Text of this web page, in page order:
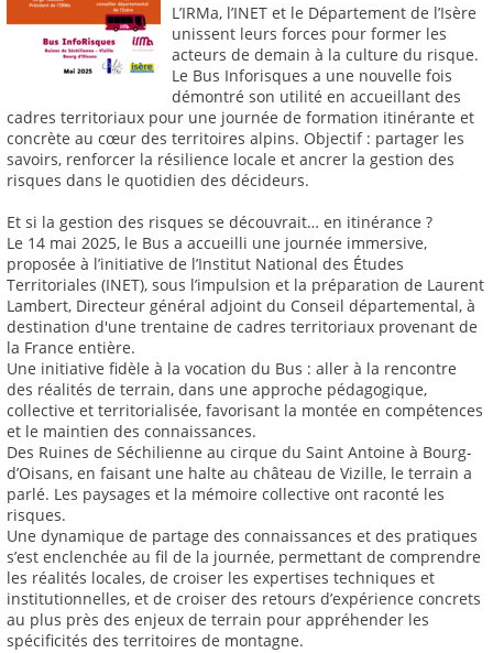
L’IRMa, l’INET et le Département de l’Isère
unissent leurs forces pour former les
acteurs de demain à la culture du risque.
Le Bus Inforisques a une nouvelle fois
démontré son utilité en accueillant des
cadres territoriaux pour une journée de formation itinérante et
concrète au cœur des territoires alpins. Objectif : partager les
savoirs, renforcer la résilience locale et ancrer la gestion des
risques dans le quotidien des décideurs.
Et si la gestion des risques se découvrait… en itinérance ?
Le 14 mai 2025, le Bus a accueilli une journée immersive,
proposée à l’initiative de l’Institut National des Études
Territoriales (INET), sous l’impulsion et la préparation de Laurent
Lambert, Directeur général adjoint du Conseil départemental, à
destination d'une trentaine de cadres territoriaux provenant de
la France entière.
Une initiative fidèle à la vocation du Bus : aller à la rencontre
des réalités de terrain, dans une approche pédagogique,
collective et territorialisée, favorisant la montée en compétences
et le maintien des connaissances.
Des Ruines de Séchilienne au cirque du Saint Antoine à Bourg-
d’Oisans, en faisant une halte au château de Vizille, le terrain a
parlé. Les paysages et la mémoire collective ont raconté les
risques.
Une dynamique de partage des connaissances et des pratiques
s’est enclenchée au fil de la journée, permettant de comprendre
les réalités locales, de croiser les expertises techniques et
institutionnelles, et de croiser des retours d’expérience concrets
au plus près des enjeux de terrain pour appréhender les
spécificités des territoires de montagne.